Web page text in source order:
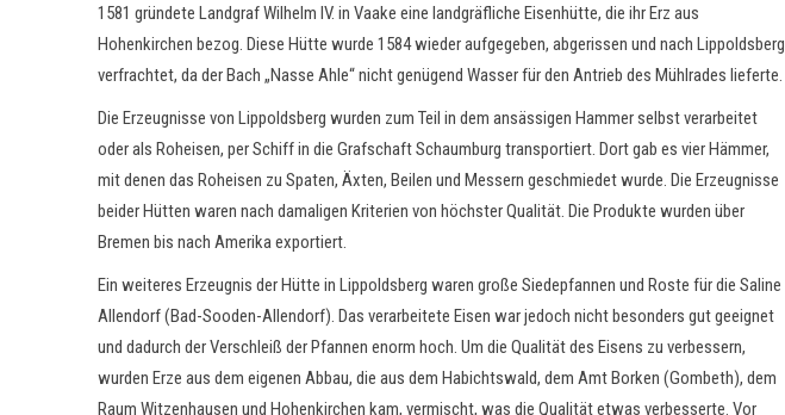
1581 gründete Landgraf Wilhelm IV. in Vaake eine landgräfliche Eisenhütte, die ihr Erz aus
Hohenkirchen bezog. Diese Hütte wurde 1584 wieder aufgegeben, abgerissen und nach Lippoldsberg
verfrachtet, da der Bach „Nasse Ahle“ nicht genügend Wasser für den Antrieb des Mühlrades lieferte.
Die Erzeugnisse von Lippoldsberg wurden zum Teil in dem ansässigen Hammer selbst verarbeitet
oder als Roheisen, per Schiff in die Grafschaft Schaumburg transportiert. Dort gab es vier Hämmer,
mit denen das Roheisen zu Spaten, Äxten, Beilen und Messern geschmiedet wurde. Die Erzeugnisse
beider Hütten waren nach damaligen Kriterien von höchster Qualität. Die Produkte wurden über
Bremen bis nach Amerika exportiert.
Ein weiteres Erzeugnis der Hütte in Lippoldsberg waren große Siedepfannen und Roste für die Saline
Allendorf (Bad-Sooden-Allendorf). Das verarbeitete Eisen war jedoch nicht besonders gut geeignet
und dadurch der Verschleiß der Pfannen enorm hoch. Um die Qualität des Eisens zu verbessern,
wurden Erze aus dem eigenen Abbau, die aus dem Habichtswald, dem Amt Borken (Gombeth), dem
Raum Witzenhausen und Hohenkirchen kam, vermischt, was die Qualität etwas verbesserte. Vor